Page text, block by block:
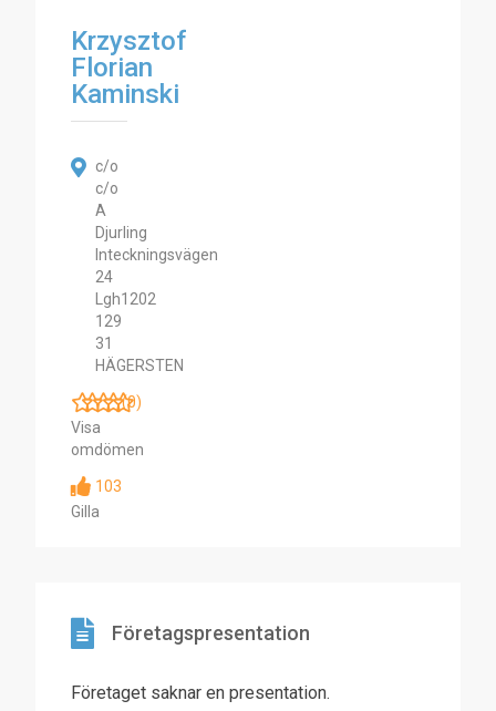
Krzysztof
Florian
Kaminski
c/o
c/o
A
Djurling
Inteckningsvägen
24
Lgh1202
129
31
HÄGERSTEN
(0)
Visa
omdömen
103
Gilla
Företagspresentation
Företaget saknar en presentation.